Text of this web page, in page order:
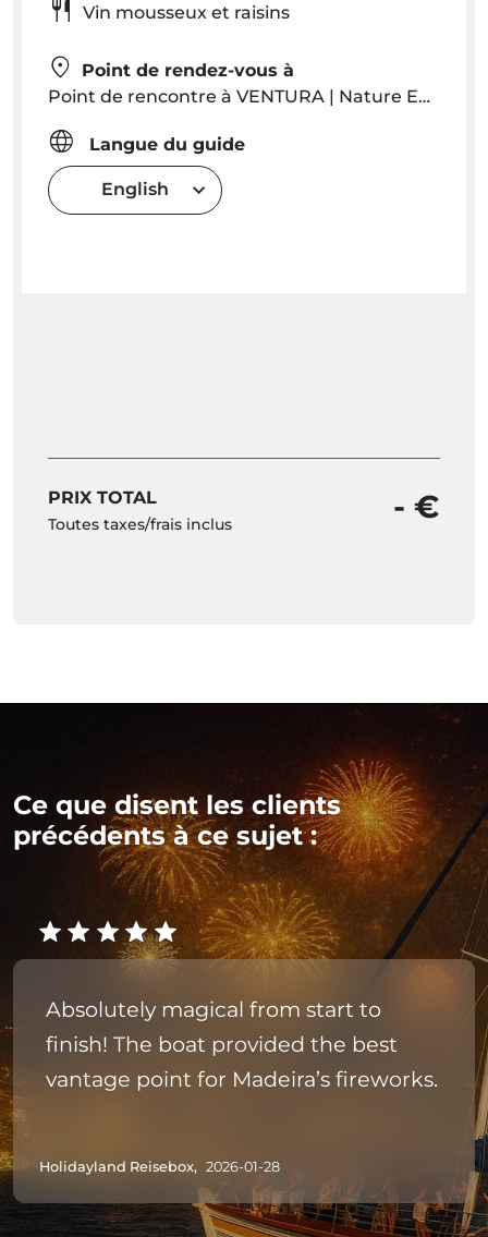
Vin mousseux et raisins
Point de rendez-vous à
Point de rencontre à VENTURA | Nature Emotions, Cais 8, Marina do Funchal à 22h00
Langue du guide
English
PRIX TOTAL
Toutes taxes/frais inclus - €
Ce que disent les clients
précédents à ce sujet :
Absolutely magical from start to
finish! The boat provided the best
vantage point for Madeira’s fireworks.
Holidayland Reisebox, 2026-01-28